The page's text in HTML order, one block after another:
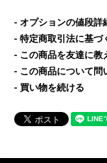
オプションの値段詳
特定商取引法に基づ
この商品を友達に教
この商品について問
買い物を続ける